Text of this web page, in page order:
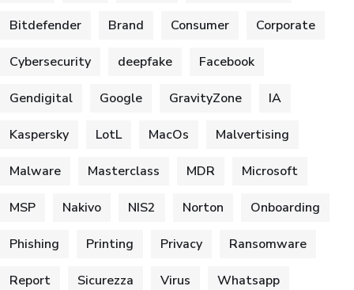
Bitdefender Brand Consumer Corporate
Cybersecurity deepfake Facebook
Gendigital Google GravityZone IA
Kaspersky LotL MacOs Malvertising
Malware Masterclass MDR Microsoft
MSP Nakivo NIS2 Norton Onboarding
Phishing Printing Privacy Ransomware
Report Sicurezza Virus Whatsapp